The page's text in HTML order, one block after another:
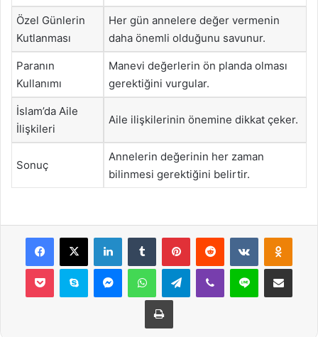
Özel Günlerin
Kutlanması
Her gün annelere değer vermenin
daha önemli olduğunu savunur.
Paranın
Kullanımı
Manevi değerlerin ön planda olması
gerektiğini vurgular.
İslam’da Aile
İlişkileri
Aile ilişkilerinin önemine dikkat çeker.
Sonuç
Annelerin değerinin her zaman
bilinmesi gerektiğini belirtir.
Facebook
X LinkedInTumblr PinterestReddit VKontakte
Pocket Skype MessengerWhatsAppTelegramViber Line E-Posta ile
Yazdır